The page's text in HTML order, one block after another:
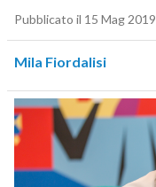
Pubblicato il 15 Mag 2019
Mila Fiordalisi